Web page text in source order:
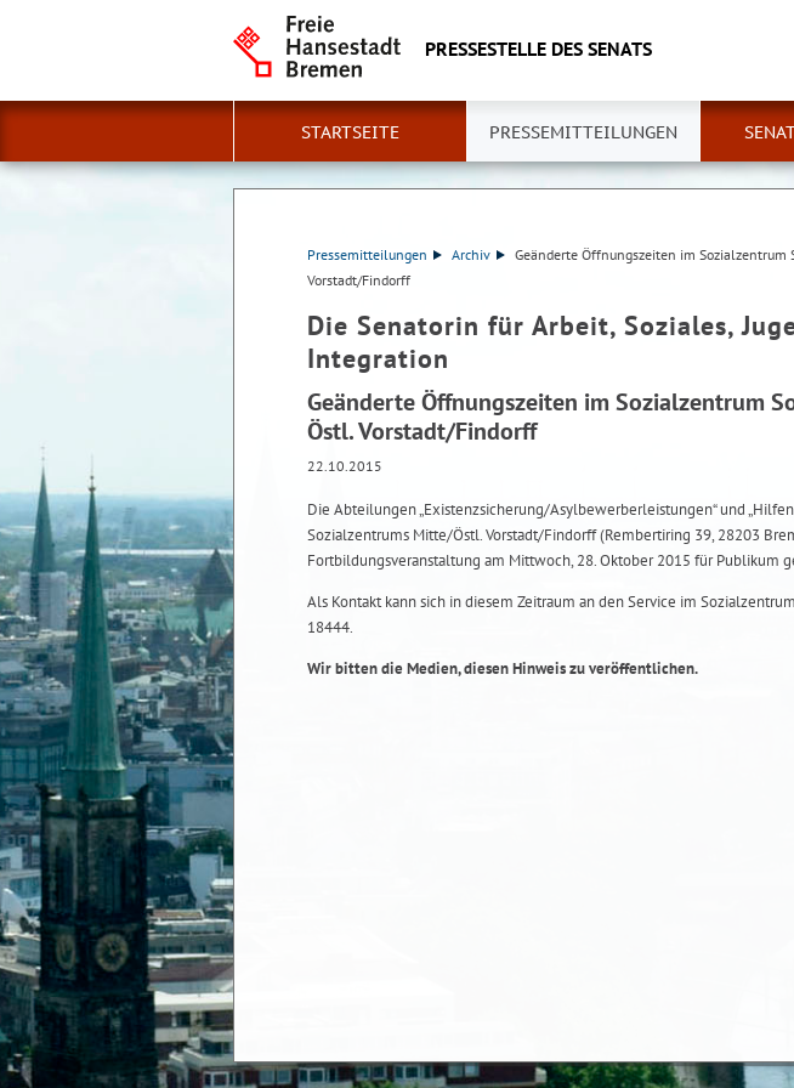
PRESSESTELLE DES SENATS
STARTSEITE PRESSEMITTEILUNGEN
Pressemitteilungen Archiv
Geänderte Öffnungszeiten im Sozialzentrum
Vorstadt/Findorff
Die Senatorin für Arbeit, Soziales,
Integration
Geänderte Öffnungszeiten im Sozialzentrum
Östl. Vorstadt/Findorff
22.10.2015
Die Abteilungen „Existenzsicherung/Asylbewerberleistungen“ und
Sozialzentrums Mitte/Östl. Vorstadt/Findorff (Rembertiring 39, 28203
Fortbildungsveranstaltung am Mittwoch, 28. Oktober 2015 für Publikum
Als Kontakt kann sich in diesem Zeitraum an den Service im
18444.
Wir bitten die Medien, diesen Hinweis zu veröffentlichen.